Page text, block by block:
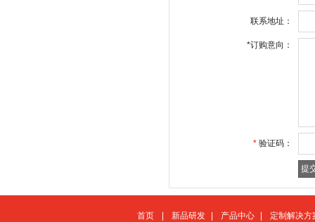
联系地址：
*订购意向：
* 验证码：
首页 新品研发 产品中心 定制解决方